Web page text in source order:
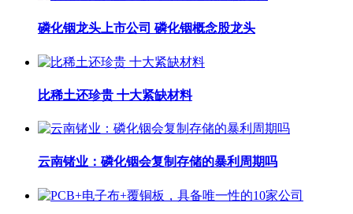
磷化铟龙头上市公司 磷化铟概念股龙头
比稀土还珍贵 十大紧缺材料
云南锗业：磷化铟会复制存储的暴利周期吗